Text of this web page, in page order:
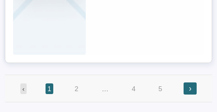
‹ 1 2 4 5 ›